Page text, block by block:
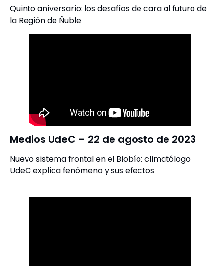
Quinto aniversario: los desafíos de cara al futuro de
la Región de Ñuble
Medios UdeC – 22 de agosto de 2023
Nuevo sistema frontal en el Biobío: climatólogo
UdeC explica fenómeno y sus efectos